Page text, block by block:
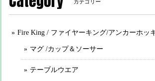
カテゴリー
Fire King / ファイヤーキング/アンカーホッ
マグ /カップ＆ソーサー
テーブルウエア